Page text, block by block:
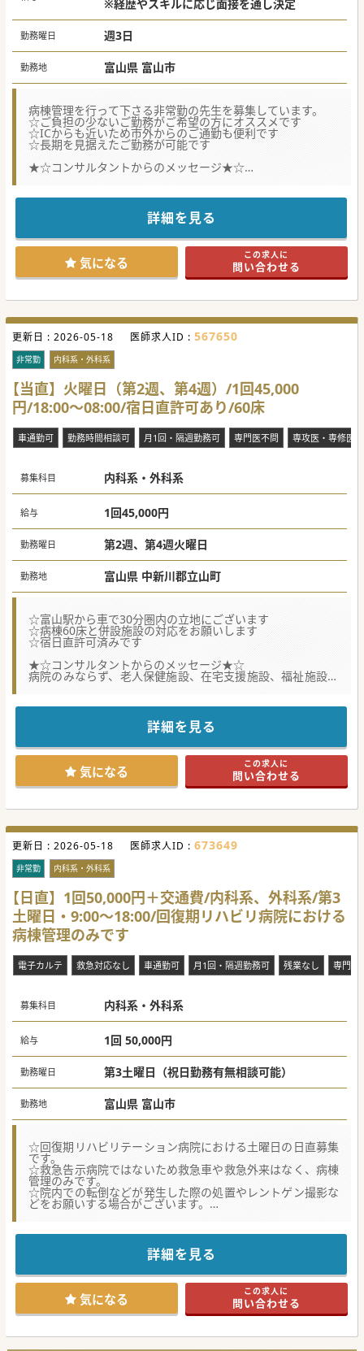
※経歴やスキルに応じ面接を通し決定
勤務曜日 週3日
勤務地 富山県 富山市
病棟管理を行って下さる非常勤の先生を募集しています。
☆ご負担の少ないご勤務がご希望の方にオススメです
☆ICからも近いため市外からのご通勤も便利です
☆長期を見据えたご勤務が可能です
★☆コンサルタントからのメッセージ★☆
富山市の中心部に位置する病院です。
早期入職も可能ですのでまずはお気軽にお問い合わせくださ
詳細を見る
気になる この求人に
問い合わせる
更新日 : 2026-05-18 医師求人ID : 567650
非常勤 内科系・外科系
【当直】火曜日（第2週、第4週）/1回45,000
円/18:00～08:00/宿日直許可あり/60床
車通勤可 勤務時間相談可 月1回・隔週勤務可 専門医不問 専攻医・専修医可
募集科目 内科系・外科系
給与 1回45,000円
勤務曜日 第2週、第4週火曜日
勤務地 富山県 中新川郡立山町
☆富山駅から車で30分圏内の立地にございます
☆病棟60床と併設施設の対応をお願いします
☆宿日直許可済みです
★☆コンサルタントからのメッセージ★☆
病院のみならず、老人保健施設、在宅支援施設、福祉施設等
の様々な施設を展開しています。
ご興味ございましたらお気軽にお問い合わせください。
詳細を見る
気になる この求人に
問い合わせる
更新日 : 2026-05-18 医師求人ID : 673649
非常勤 内科系・外科系
【日直】1回50,000円＋交通費/内科系、外科系/第3
土曜日・9:00～18:00/回復期リハビリ病院における
病棟管理のみです
電子カルテ 救急対応なし 車通勤可 月1回・隔週勤務可 残業なし 専門医
募集科目 内科系・外科系
給与 1回 50,000円
勤務曜日 第3土曜日（祝日勤務有無相談可能）
勤務地 富山県 富山市
☆回復期リハビリテーション病院における土曜日の日直募集
です。
☆救急告示病院ではないため救急車や救急外来はなく、病棟
管理のみです。
☆院内での転倒などが発生した際の処置やレントゲン撮影な
どをお願いする場合がございます。
富山市内の回復期リハビリテーション病院における第3土曜
日の日直帯のみの募集です。
基本的に落ち着いておりますが、万が一の場合は検査機器も
限られているため、救急搬送の指示をお願いします。
ご興味ございましたらお気軽にお問い合わせください。
詳細を見る
気になる この求人に
問い合わせる